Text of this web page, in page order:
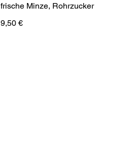
frische Minze, Rohrzucker
9,50 €